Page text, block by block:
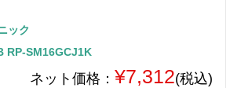
ック
RP-SM16GCJ1K
ネット価格： ¥7,312(税込)